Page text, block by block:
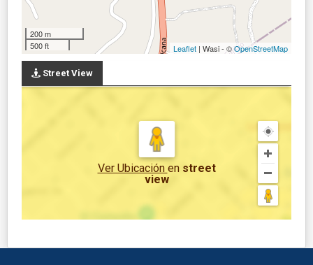
200 m
500 ft
Leaflet | Wasi - ©OpenStreetMap
Street View
Ver Ubicación en street
view